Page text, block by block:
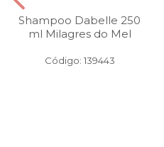
Shampoo Dabelle 250
ml Milagres do Mel
Código: 139443